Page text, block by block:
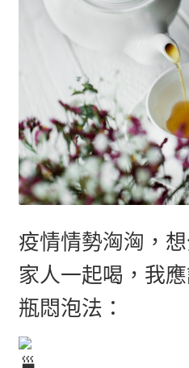
疫情情勢洶洶，
家人一起喝，我
瓶悶泡法：